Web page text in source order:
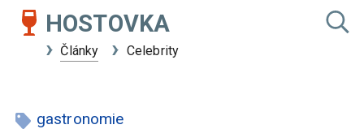
HOSTOVKA
Články Celebrity
gastronomie